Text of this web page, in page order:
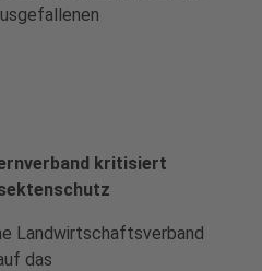
kritisiert
Landwirtschaftsverband
das